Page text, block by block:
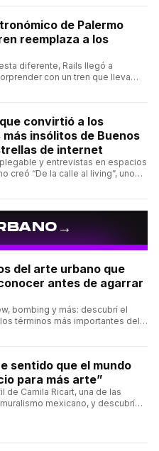
de Palermo
reemplaza a los
diferente, Rails llegó a
con un tren que lleva
convirtió a los
insólitos de Buenos
de internet
y entrevistas en espacios
creó “De la calle al living”, uno
→
del arte urbano que
antes de agarrar
bombing y más: descubrí el
términos más importantes del
sentido que el mundo
para más arte”
de Camila Ricart, una de las
mexicano, y descubrí